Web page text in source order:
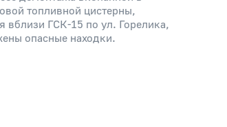
топливной цистерны,
вблизи ГСК-15 по ул. Горелика,
опасные находки.